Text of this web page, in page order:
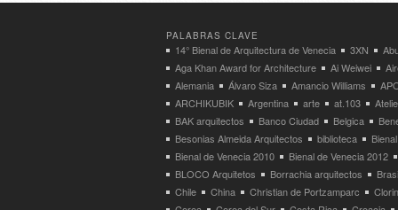
PALABRAS CLAVE
14° Bienal de Arquitectura de Venecia 3XN
Aga Khan Award for Architecture
Ai Weiwei
Alemania
Álvaro Siza Amancio Williams
ARCHIKUBIK
Argentina arte at.103
BAK arquitectos
Banco Ciudad Belgica
Besonias Almeida Arquitectos
biblioteca
Bienal de Venecia 2010
Bienal de Venecia 2012
BLOCO Arquitetos
Borrachia arquitectos
Chile
China Christian de Portzamparc